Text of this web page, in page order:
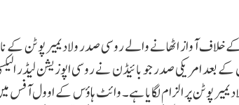
بعد امریکی صدر جو بائیڈن نے روسی اپوزیشن لیڈر
پوٹن پر الزام لگایا ہے۔ وائٹ ہاؤس کے اوول